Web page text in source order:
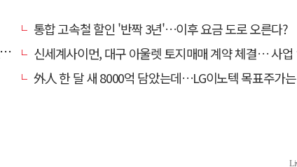
통합 고속철 할인 '반짝 3년'…이후 요금 도로 오른다?
신세계사이먼, 대구 아울렛 토지매매 계약 체결… 사업 본궤도
外人 한 달 새 8000억 담았는데…LG이노텍 목표주가는 왜 엇갈릴까